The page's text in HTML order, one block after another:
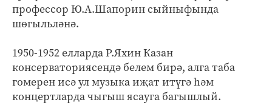
профессор Ю.А.Шапорин сыйныфында
шөгыльләнә.
1950-1952 елларда Р.Яхин Казан
консерваториясендә белем бирә, алга таба
гомерен исә ул музыка иҗат итүгә һәм
концертларда чыгыш ясауга багышлый.